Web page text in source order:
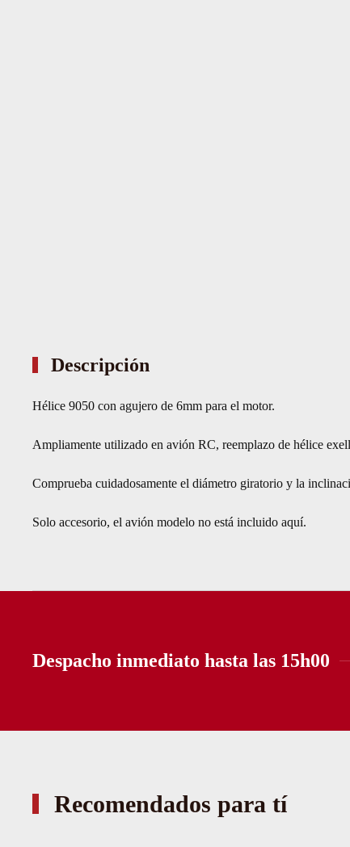
Descripción
Hélice 9050 con agujero de 6mm para el motor.
Ampliamente utilizado en avión RC, reemplazo de hélice
Comprueba cuidadosamente el diámetro giratorio y la
Solo accesorio, el avión modelo no está incluido aquí.
Despacho inmediato hasta las 15h00
Recomendados para tí